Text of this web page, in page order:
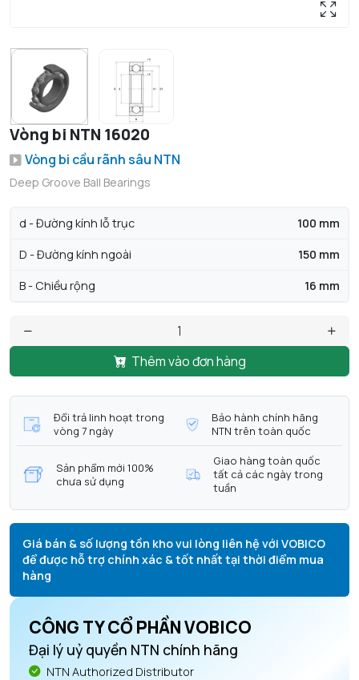
Vòng bi NTN 16020
Vòng bi cầu rãnh sâu NTN
Deep Groove Ball Bearings
d - Đường kính lỗ trục 100 mm
D - Đường kính ngoài 150 mm
B - Chiều rộng 16 mm
Thêm vào đơn hàng
Đổi trả linh hoạt trong
vòng 7 ngày
Bảo hành chính hãng
NTN trên toàn quốc
Sản phẩm mới 100%
chưa sử dụng
Giao hàng toàn quốc
tất cả các ngày trong
tuần
Giá bán & số lượng tồn kho vui lòng liên hệ với VOBICO
để được hỗ trợ chính xác & tốt nhất tại thời điểm mua
hàng
CÔNG TY CỔ PHẦN VOBICO
Đại lý uỷ quyền NTN chính hãng
NTN Authorized Distributor